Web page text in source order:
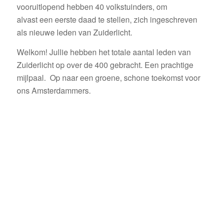
vooruitlopend hebben 40 volkstuinders, om
alvast een eerste daad te stellen, zich ingeschreven
als nieuwe leden van Zuiderlicht.
Welkom! Jullie hebben het totale aantal leden van
Zuiderlicht op over de 400 gebracht. Een prachtige
mijlpaal. Op naar een groene, schone toekomst voor
ons Amsterdammers.